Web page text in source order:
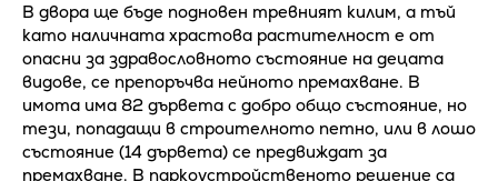
В двора ще бъде подновен тревният килим, а тъй
като наличната храстова растителност е от
опасни за здравословното състояние на децата
видове, се препоръчва нейното премахване. В
имота има 82 дървета с добро общо състояние, но
тези, попадащи в строителното петно, или в лошо
състояние (14 дървета) се предвиждат за
премахване. В паркоустройственото решение са